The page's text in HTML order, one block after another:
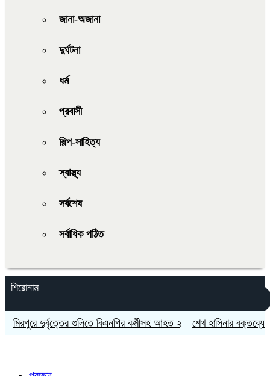
জানা-অজানা
দুর্ঘটনা
ধর্ম
প্রবাসী
শিল্প-সাহিত্য
স্বাস্থ্য
সর্বশেষ
সর্বাধিক পঠিত
শিরোনাম
দুর্বৃত্তের গুলিতে বিএনপির কর্মীসহ আহত ২ শেখ হাসিনার বক্তব্যে